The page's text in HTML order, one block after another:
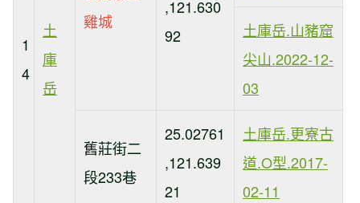
1
4
土
庫
岳
雞城
,121.630
92
土庫岳.山豬窟
尖山.2022-12-
03
舊莊街二
段233巷
25.02761
,121.639
21
土庫岳.更寮古
道.O型.2017-
02-11